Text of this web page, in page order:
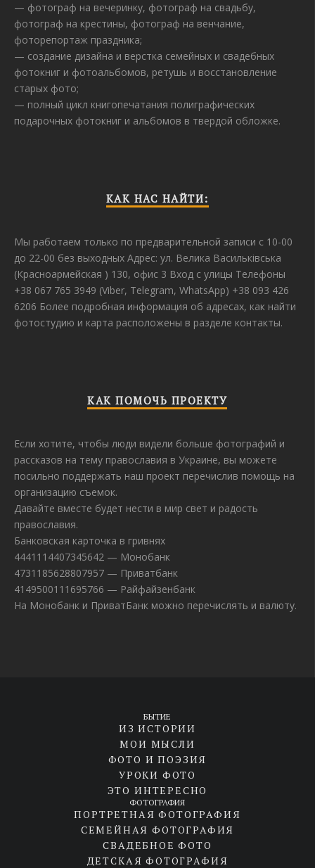
— фотограф на вечеринку, фотограф на свадьбу,
фотограф на крестины, фотограф на венчание,
фоторепортаж праздника;
— создание дизайна и верстка семейных и свадебных
фотокниг и фотоальбомов, ретушь и восстановление
старых фото;
— полный цикл книгопечатания полиграфических
подарочных фотокниг и альбомов в твердой обложке.
КАК НАС НАЙТИ:
Мы работаем только по предварительной записи с 10-00
до 22-00 без выходных Адрес: ул. Велика Васильківська
(Красноармейская ) 130, офис 3 Вход с улицы Телефоны
+38 067 765 3949 (Viber, Telegram, WhatsApp) +38 093 426
6206 Более подробная информация об адресах, как найти
фотостудию и карта расположены в разделе контакты.
КАК ПОМОЧЬ ПРОЕКТУ
Если хотите, чтобы люди видели больше фотографий и
рассказов на тему православия в Украине, вы можете
посильно поддержать наш проект перечислив помощь на
организацию съемок.
Давайте вместе будет нести в мир свет и радость
православия.
Банковская карточка в гривнях
4441114407345642 — Монобанк
4731185628807957 — Приватбанк
4149500111695766 — Райфайзенбанк
На Монобанк и ПриватБанк можно перечислять и валюту.
БЫТИЕ
ИЗ ИСТОРИИ
МОИ МЫСЛИ
ФОТО И ПОЭЗИЯ
УРОКИ ФОТО
ЭТО ИНТЕРЕСНО
ФОТОГРАФИЯ
ПОРТРЕТНАЯ ФОТОГРАФИЯ
СЕМЕЙНАЯ ФОТОГРАФИЯ
СВАДЕБНОЕ ФОТО
ДЕТСКАЯ ФОТОГРАФИЯ